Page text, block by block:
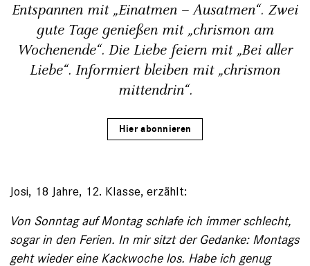
Entspannen mit „Einatmen – Ausatmen“. Zwei
gute Tage genießen mit „chrismon am
Wochenende“. Die Liebe feiern mit „Bei aller
Liebe“. Informiert bleiben mit „chrismon
mittendrin“.
Hier abonnieren
Josi, 18 Jahre, 12. Klasse, erzählt:
Von Sonntag auf Montag schlafe ich immer schlecht,
sogar in den Ferien. In mir sitzt der Gedanke: Montags
geht wieder eine Kack­woche los. Habe ich genug